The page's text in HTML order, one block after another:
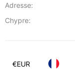
Adresse:
Chypre:
€EUR